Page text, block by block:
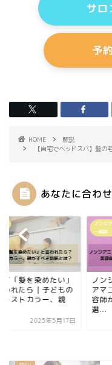
サロ
予
HOME
解説
【自宅でヘッドスパ】髪
あなたに合わ
「髪を染めたい」
われたら｜子どもの
ーストカラー、親
2025年5月17日
ノンジ
ー解説
ノン
アマ
容師
選...